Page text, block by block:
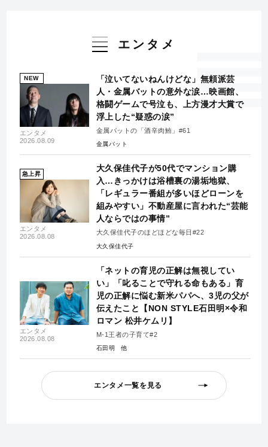
エンタメ
NEW
エンタメ
2026.08.09
「泣いてないねんけどな」無頼派芸
人・金属バットの意外な涙…映画館、
格闘ゲームで号泣も、上方漫才大賞で
浮上した“疑惑の涙”
金属バットの「酒辛肉鮪」#61
金属バット
急上昇
エンタメ
2026.08.08
大久保佳代子が50代でマンション購
入…きっかけは浴槽裏の湯垢地獄、
「レギュラー番組が多いほどローンを
組みやすい」不動産屋に言われた“芸能
人ならではの事情”
大久保佳代子のほどほどな毎日#22
大久保佳代子
エンタメ
2026.08.08
「ネットの育児の正解は無視してい
い」「叱ることで守れる命もある」育
児の正解に悩む新米パパへ、3児の父が
伝えたこと【NON STYLE石田明×令和
ロマン 松井ケムリ】
M-1王者の子育て#2
石田明
エンタメ一覧を見る